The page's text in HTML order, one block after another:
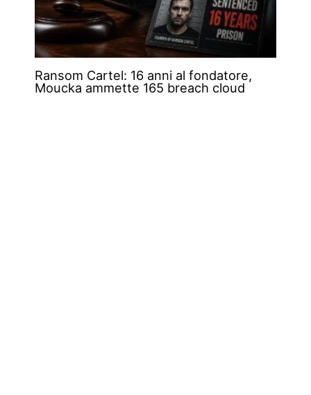
Ransom Cartel: 16 anni al fondatore,
Moucka ammette 165 breach cloud